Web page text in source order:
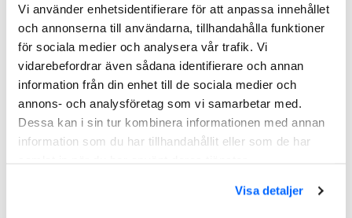
Vi använder enhetsidentifierare för att anpassa innehållet
och annonserna till användarna, tillhandahålla funktioner
för sociala medier och analysera vår trafik. Vi
vidarebefordrar även sådana identifierare och annan
information från din enhet till de sociala medier och
annons- och analysföretag som vi samarbetar med.
Dessa kan i sin tur kombinera informationen med annan
information som du har tillhandahållit eller som de har
Visa detaljer
En strategiskt vald värmepump kan erbjuda
omfattande energibesparingar, särskilt om den är
avpassad efter den specifika bostadens och områdets
behov.
Att fördela energin effektivt och därmed undvika
onödigt slöseri är centralt i den långsiktiga
hem. Att jämföra offerter möjliggör inte enbart en